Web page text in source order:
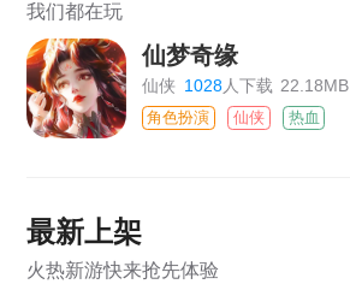
我们都在玩
仙梦奇缘
仙侠 1028人下载 22.18MB
角色扮演 仙侠 热血
最新上架
火热新游快来抢先体验